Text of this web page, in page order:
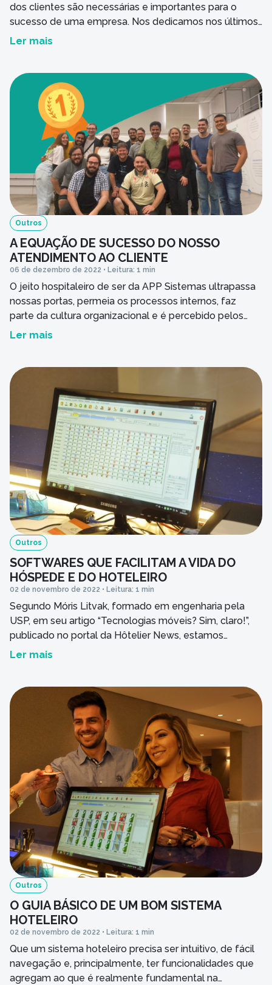
dos clientes são necessárias e importantes para o
sucesso de uma empresa. Nos dedicamos nos últimos
36 anos a desenvolver softwares especialistas para a
importante quanto sistemas eficientes, foi desenvolver
uma jornada de […]
Ler mais
Outros
A EQUAÇÃO DE SUCESSO DO NOSSO
ATENDIMENTO AO CLIENTE
06 de dezembro de 2022 • Leitura: 1 min
O jeito hospitaleiro de ser da APP Sistemas ultrapassa
nossas portas, permeia os processos internos, faz
parte da cultura organizacional e é percebido pelos
nossos clientes que se sentem amparados,
SUPORTE AO CLIENTE = Rapidez no atendimento +
Resolução […]
Ler mais
Outros
SOFTWARES QUE FACILITAM A VIDA DO
HÓSPEDE E DO HOTELEIRO
02 de novembro de 2022 • Leitura: 1 min
Segundo Móris Litvak, formado em engenharia pela
USP, em seu artigo “Tecnologias móveis? Sim, claro!”,
publicado no portal da Hôtelier News, estamos
cercados de equipamentos e softwares que facilitam a
acompanhamento da conta, facilitam o check-in e a
reserva, entre outras […]
Ler mais
Outros
O GUIA BÁSICO DE UM BOM SISTEMA
HOTELEIRO
02 de novembro de 2022 • Leitura: 1 min
Que um sistema hoteleiro precisa ser intuitivo, de fácil
navegação e, principalmente, ter funcionalidades que
agregam ao que é realmente fundamental na